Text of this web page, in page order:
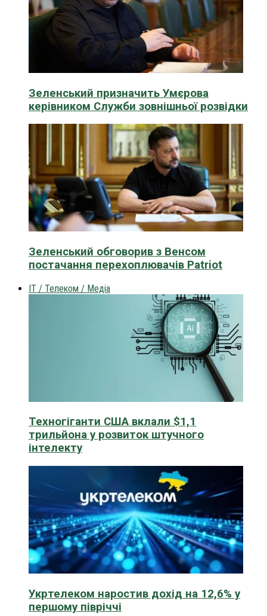
Зеленський призначить Умєрова
керівником Служби зовнішньої розвідки
Зеленський обговорив з Венсом
постачання перехоплювачів Patriot
IT / Телеком / Медіа
Техногіганти США вклали $1,1
трильйона у розвиток штучного
інтелекту
Укртелеком наростив дохід на 12,6% у
першому півріччі